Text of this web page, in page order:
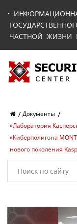
•
ЧАСТНОЙ ЖИЗНИ
Документы
«Лаборатория
«Киберполигона
нового поколения